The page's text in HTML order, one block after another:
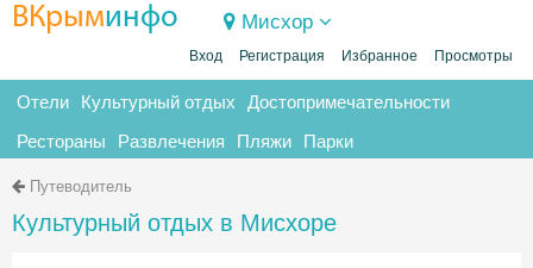
ВКрыминфо Мисхор
Вход Регистрация Избранное Просмотры
Отели Культурный отдых Достопримечательности
Рестораны Развлечения Пляжи Парки
Путеводитель
Культурный отдых в Мисхоре